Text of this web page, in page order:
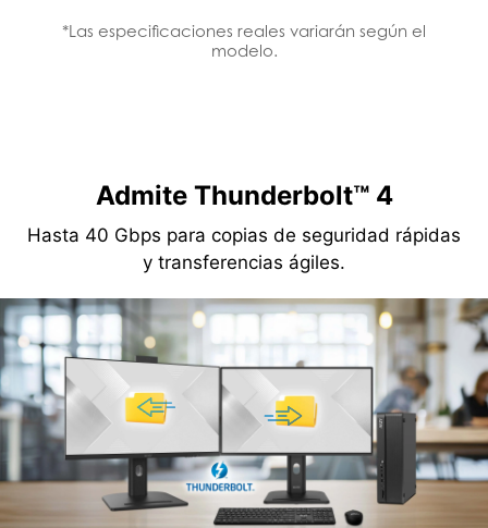
*Las especificaciones reales variarán según el
modelo.
Admite Thunderbolt™ 4
Hasta 40 Gbps para copias de seguridad rápidas
y transferencias ágiles.